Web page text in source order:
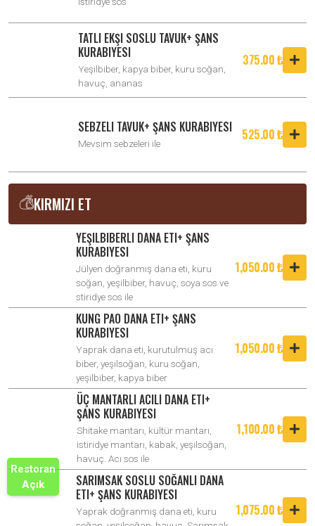
TATLI EKŞI SOSLU TAVUK+ ŞANS
KURABIYESI
Yeşilbiber, kapya biber, kuru soğan,
havuç, ananas
375.00 ₺
SEBZELI TAVUK+ ŞANS KURABIYESI
Mevsim sebzeleri ile
525.00 ₺
KIRMIZI ET
YEŞILBIBERLI DANA ETI+ ŞANS
KURABIYESI
Jülyen doğranmış dana eti, kuru
soğan, yeşilbiber, havuç, soya sos ve
stiridye sos ile
1,050.00 ₺
KUNG PAO DANA ETI+ ŞANS
KURABIYESI
Yaprak dana eti, kurutulmuş acı
biber, yeşilsoğan, kuru soğan,
yeşilbiber, kapya biber
1,050.00 ₺
ÜÇ MANTARLI ACILI DANA ETI+
ŞANS KURABIYESI
Shitake mantarı, kültür mantarı,
istiridye mantarı, kabak, yeşilsoğan,
havuç. Acı sos ile
1,100.00 ₺
SARIMSAK SOSLU SOĞANLI DANA
ETI+ ŞANS KURABIYESI
Yaprak doğranmış dana eti, kuru
1,075.00 ₺
Restoran
Açık